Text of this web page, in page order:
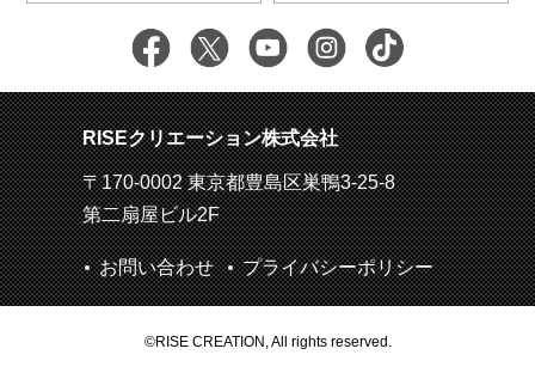
RISEクリエーション株式会社
〒170-0002 東京都豊島区巣鴨3-25-8
第二扇屋ビル2F
お問い合わせ プライバシーポリシー
©RISE CREATION, All rights reserved.